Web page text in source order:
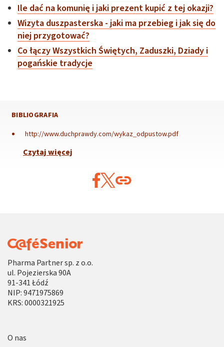
Ile dać na komunię i jaki prezent kupić z tej okazji?
Wizyta duszpasterska - jaki ma przebieg i jak się do
niej przygotować?
Co łączy Wszystkich Świętych, Zaduszki, Dziady i
pogańskie tradycje
BIBLIOGRAFIA
http://www.duchprawdy.com/wykaz_odpustow.pdf
Czytaj więcej
Pharma Partner sp. z o.o.
ul. Pojezierska 90A
91-341 Łódź
NIP: 9471975869
KRS: 0000321925
O nas